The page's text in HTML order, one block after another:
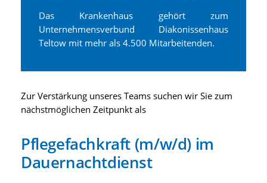
Das Krankenhaus gehört zum
Unternehmensverbund Diakonissenhaus
Teltow mit mehr als 4.500 Mitarbeitenden.
Zur Verstärkung unseres Teams suchen wir Sie zum
nächstmöglichen Zeitpunkt als
Pflegefachkraft (m/w/d) im
Dauernachtdienst